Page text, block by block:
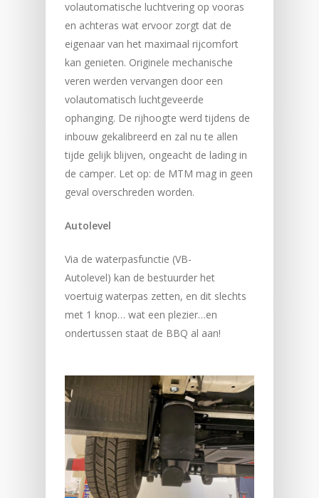
volautomatische luchtvering op vooras
en achteras wat ervoor zorgt dat de
eigenaar van het maximaal rijcomfort
kan genieten. Originele mechanische
veren werden vervangen door een
volautomatisch luchtgeveerde
ophanging. De rijhoogte werd tijdens de
inbouw gekalibreerd en zal nu te allen
tijde gelijk blijven, ongeacht de lading in
de camper. Let op: de MTM mag in geen
geval overschreden worden.
Autolevel
Via de waterpasfunctie (VB-
Autolevel) kan de bestuurder het
voertuig waterpas zetten, en dit slechts
met 1 knop… wat een plezier…en
ondertussen staat de BBQ al aan!